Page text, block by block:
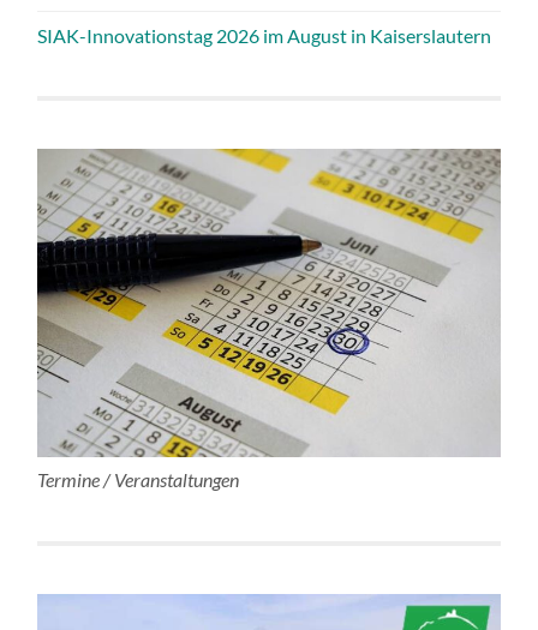
SIAK-Innovationstag 2026 im August in Kaiserslautern
Termine / Veranstaltungen